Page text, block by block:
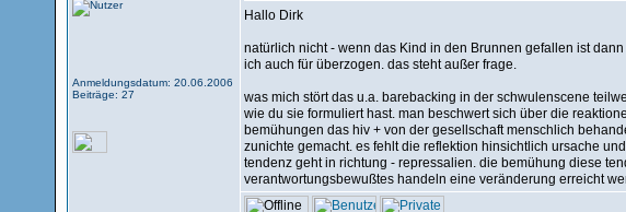
Anmeldungsdatum: 20.06.2006
Beiträge: 27
Hallo Dirk
natürlich nicht - wenn das Kind in den Brunnen gefallen ist
ich auch für überzogen. das steht außer frage.
was mich stört das u.a. barebacking in der schwulenscene
wie du sie formuliert hast. man beschwert sich über die
bemühungen das hiv + von der gesellschaft menschlich
zunichte gemacht. es fehlt die reflektion hinsichtlich ursache
tendenz geht in richtung - repressalien. die bemühung diese
verantwortungsbewußtes handeln eine veränderung erreicht